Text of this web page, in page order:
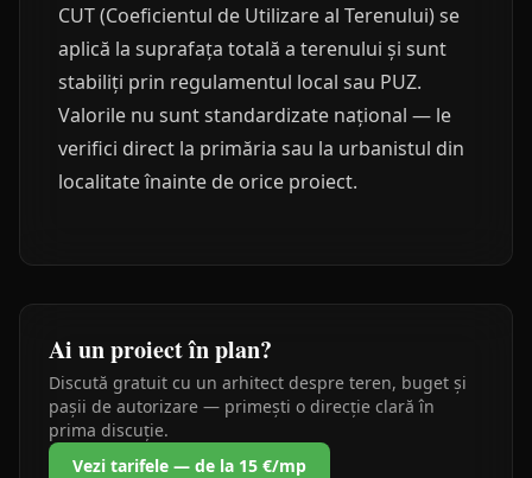
CUT (Coeficientul de Utilizare al Terenului) se
aplică la suprafața totală a terenului și sunt
stabiliți prin regulamentul local sau PUZ.
Valorile nu sunt standardizate național — le
verifici direct la primăria sau la urbanistul din
localitate înainte de orice proiect.
Ai un proiect în plan?
Discută gratuit cu un arhitect despre teren, buget și
pașii de autorizare — primești o direcție clară în
prima discuție.
Vezi tarifele — de la 15 €/mp